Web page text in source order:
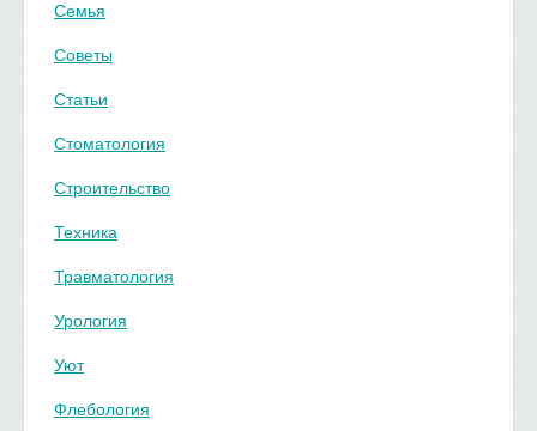
Семья
Советы
Статьи
Стоматология
Строительство
Техника
Травматология
Урология
Уют
Флебология